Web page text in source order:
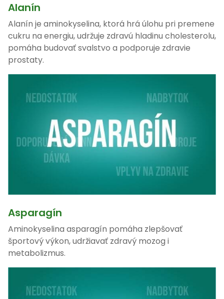
Alanín
Alanín je aminokyselina, ktorá hrá úlohu pri premene
cukru na energiu, udržuje zdravú hladinu cholesterolu,
pomáha budovať svalstvo a podporuje zdravie
prostaty.
Asparagín
Aminokyselina asparagín pomáha zlepšovať
športový výkon, udržiavať zdravý mozog i
metabolizmus.